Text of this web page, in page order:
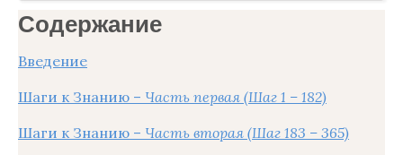
Содержание
Введение
Шаги к Знанию – Часть первая (Шаг 1 – 182)
Шаги к Знанию – Часть вторая (Шаг 183 – 365)